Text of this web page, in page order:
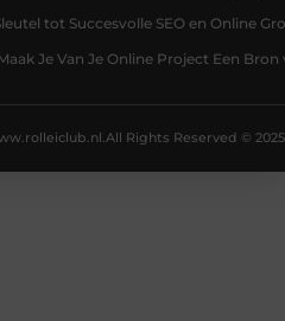
tot Succesvolle SEO en Online
Je Van Je Online Project Een
All Rights Reserved © 2025